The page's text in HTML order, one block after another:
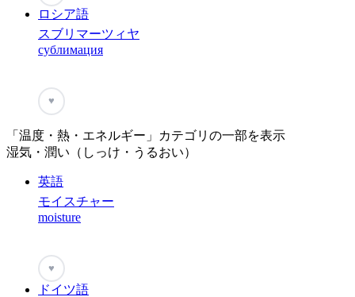
ロシア語
スブリマーツィヤ
сублимация
♥
「温度・熱・エネルギー」カテゴリの一部を表示
湿気・潤い（しっけ・うるおい）
英語
モイスチャー
moisture
♥
ドイツ語